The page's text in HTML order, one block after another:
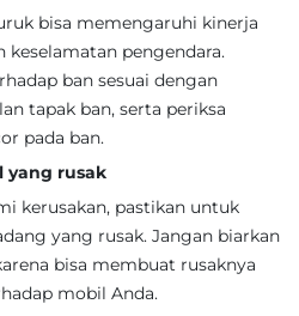
bisa memengaruhi kinerja
pengendara.
ban sesuai dengan
tapak ban, serta periksa
pada ban.
yang rusak
kerusakan, pastikan untuk
yang rusak. Jangan biarkan
bisa membuat rusaknya
mobil Anda.